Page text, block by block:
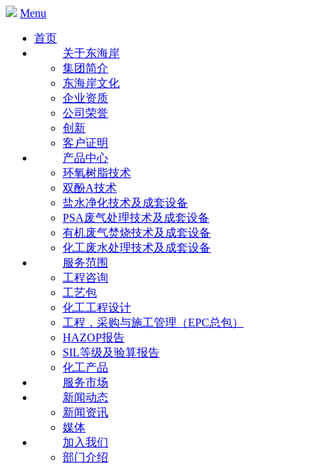
Menu
首页
关于东海岸
集团简介
东海岸文化
企业资质
公司荣誉
创新
客户证明
产品中心
环氧树脂技术
双酚A技术
盐水净化技术及成套设备
PSA废气处理技术及成套设备
有机废气焚烧技术及成套设备
化工废水处理技术及成套设备
服务范围
工程咨询
工艺包
化工工程设计
工程，采购与施工管理（EPC总包）
HAZOP报告
SIL等级及验算报告
化工产品
服务市场
新闻动态
新闻资讯
媒体
加入我们
部门介绍